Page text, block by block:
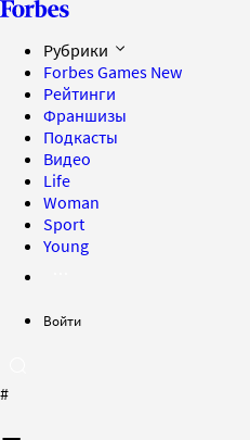
Рубрики
Forbes Games New
Рейтинги
Франшизы
Подкасты
Видео
Life
Woman
Sport
Young
Войти
#